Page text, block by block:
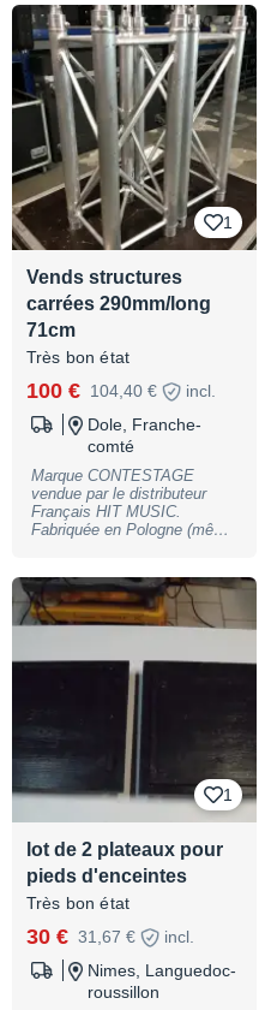
290mm de 29cm, ref:
QUA29-029 Super état et
propres! Manchons fixés
avec goupilles écrous nylstop
13mm + goupilles de
jonctions. 6 pièces
disponibles. Le prix est
unitaire. Possibilité de
livraison en sus. Prix ferme.
1
Vends structures
carrées 290mm/long
71cm
Très bon état
100 € 104,40 €
incl.
Dole, Franche-
comté
Marque CONTESTAGE
vendue par le distributeur
Français HIT MUSIC.
Fabriquée en Pologne (même
290mm de 71cm, ref:
QUA29-071 Super état et
propres! Manchons fixés
13mm + goupilles de
jonctions. 2 pièces
disponibles. Le prix est
unitaire. Possibilité de
livraison en sus. Prix ferme.
1
lot de 2 plateaux pour
pieds d'enceintes
Très bon état
30 € 31,67 €
incl.
Nimes, Languedoc-
roussillon